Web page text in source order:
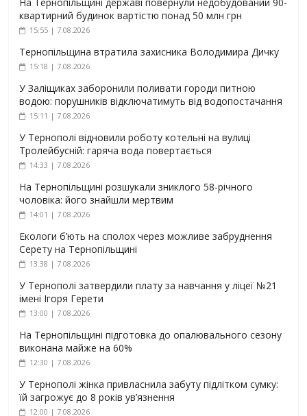
квартирний будинок вартістю понад 50 млн грн
15:55 | 7.08.2026
Тернопільщина втратила захисника Володимира Дичку
15:18 | 7.08.2026
У Заліщиках заборонили поливати городи питною
водою: порушників відключатимуть від водопостачання
15:11 | 7.08.2026
У Тернополі відновили роботу котельні на вулиці
Тролейбусній: гаряча вода повертається
14:33 | 7.08.2026
На Тернопільщині розшукали зниклого 58-річного
чоловіка: його знайшли мертвим
14:01 | 7.08.2026
Екологи б’ють на сполох через можливе забруднення
Серету на Тернопільщині
13:38 | 7.08.2026
У Тернополі затвердили плату за навчання у ліцеї №21
імені Ігоря Герети
13:00 | 7.08.2026
На Тернопільщині підготовка до опалювального сезону
виконана майже на 60%
12:30 | 7.08.2026
У Тернополі жінка привласнила забуту підлітком сумку:
їй загрожує до 8 років ув’язнення
12:00 | 7.08.2026